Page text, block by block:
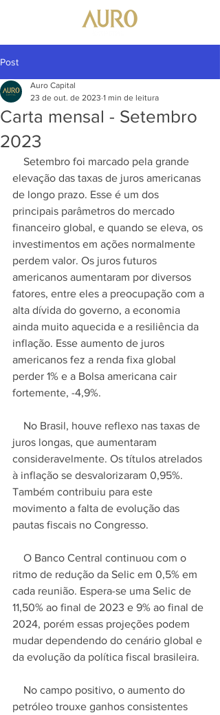
Post
Carta mensal - Setembro
2023
Auro Capital
23 de out. de 2023 1 min de leitura
elevação das taxas de juros americanas
de longo prazo. Esse é um dos
principais parâmetros do mercado
financeiro global, e quando se eleva, os
investimentos em ações normalmente
perdem valor. Os juros futuros
americanos aumentaram por diversos
fatores, entre eles a preocupação com a
alta dívida do governo, a economia
ainda muito aquecida e a resiliência da
inflação. Esse aumento de juros
americanos fez a renda fixa global
perder 1% e a Bolsa americana cair
fortemente, -4,9%.
juros longas, que aumentaram
consideravelmente. Os títulos atrelados
à inflação se desvalorizaram 0,95%.
Também contribuiu para este
movimento a falta de evolução das
pautas fiscais no Congresso.
ritmo de redução da Selic em 0,5% em
cada reunião. Espera-se uma Selic de
11,50% ao final de 2023 e 9% ao final de
2024, porém essas projeções podem
mudar dependendo do cenário global e
da evolução da política fiscal brasileira.
petróleo trouxe ganhos consistentes